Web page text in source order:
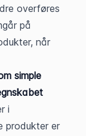
overføres
på
når
simple
i
produkter er